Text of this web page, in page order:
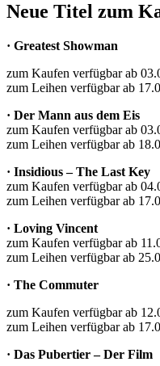
Neue Titel zum
· Greatest Showman
zum Kaufen verfügbar ab
zum Leihen verfügbar ab
· Der Mann aus dem Eis
zum Kaufen verfügbar ab
zum Leihen verfügbar ab
· Insidious – The Last Key
zum Kaufen verfügbar ab
zum Leihen verfügbar ab
· Loving Vincent
zum Kaufen verfügbar ab
zum Leihen verfügbar ab
· The Commuter
zum Kaufen verfügbar ab
zum Leihen verfügbar ab
· Das Pubertier – Der Film